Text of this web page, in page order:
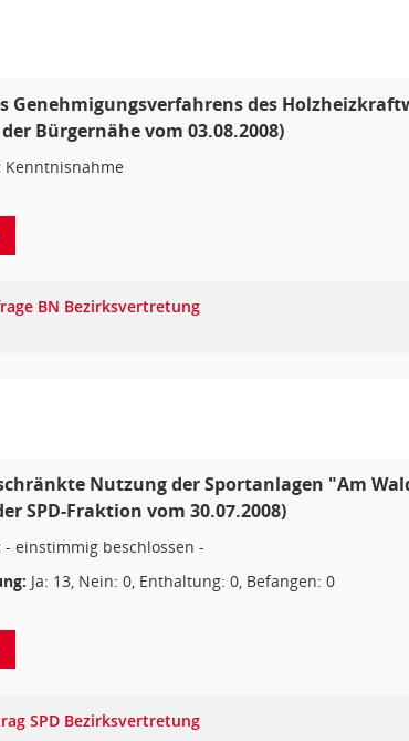
Genehmigungsverfahrens des
Bürgernähe vom 03.08.2008)
Kenntnisnahme
BN Bezirksvertretung
Nutzung der Sportanlagen "Am
SPD-Fraktion vom 30.07.2008)
- einstimmig beschlossen -
Ja: 13, Nein: 0, Enthaltung: 0, Befangen: 0
SPD Bezirksvertretung